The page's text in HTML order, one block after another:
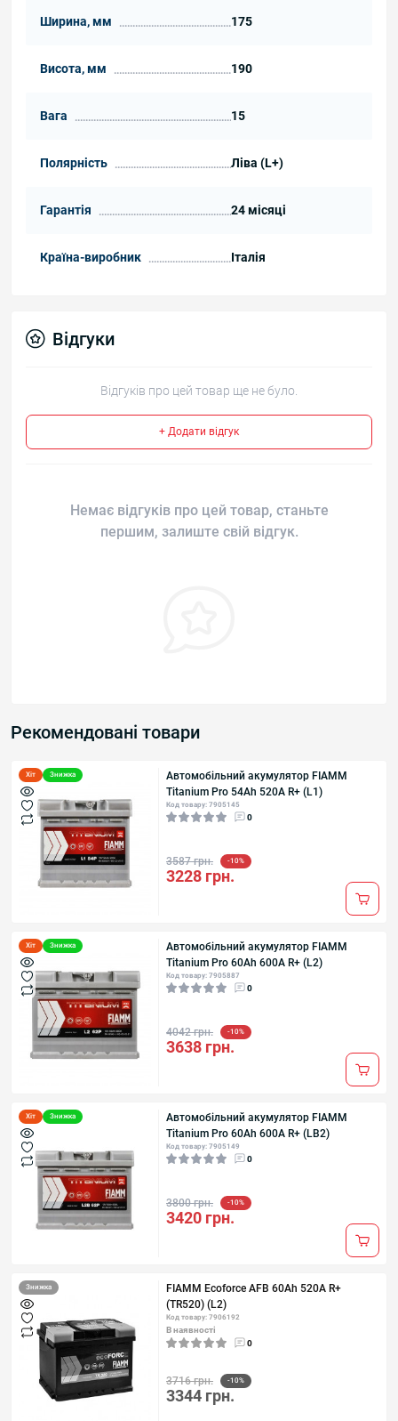
Ширина, мм 175
Висота, мм 190
Вага 15
Полярність Ліва (L+)
Гарантія 24 місяці
Країна-виробник Італія
Відгуки
Відгуків про цей товар ще не було.
+ Додати відгук
Немає відгуків про цей товар, станьте
першим, залиште свій відгук.
Рекомендовані товари
Хіт Знижка
Автомобільний акумулятор FIAMM
Titanium Pro 54Аh 520А R+ (L1)
Код товару: 7905145
0
3587 грн. -10%
3228 грн.
Хіт Знижка
Автомобільний акумулятор FIAMM
Titanium Pro 60Аh 600А R+ (L2)
Код товару: 7905887
0
4042 грн. -10%
3638 грн.
Хіт Знижка
Автомобільний акумулятор FIAMM
Titanium Pro 60Аh 600А R+ (LB2)
Код товару: 7905149
0
3800 грн. -10%
3420 грн.
Знижка
FIAMM Ecoforce AFB 60Аh 520А R+
(TR520) (L2)
Код товару: 7906192
В наявності
0
3716 грн. -10%
3344 грн.